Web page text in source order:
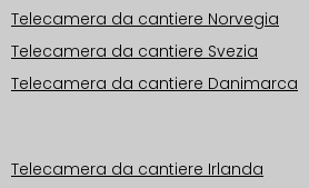
Telecamera da cantiere Norvegia
Telecamera da cantiere Svezia
Telecamera da cantiere Danimarca
Telecamera da cantiere Irlanda